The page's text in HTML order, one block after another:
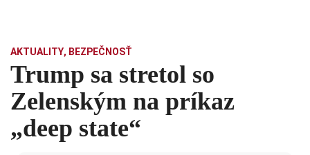
AKTUALITY, BEZPEČNOSŤ
Trump sa stretol so
Zelenským na príkaz
„deep state“